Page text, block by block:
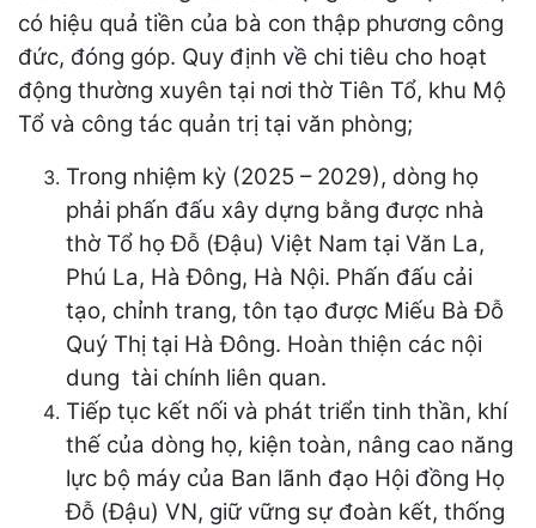
có hiệu quả tiền của bà con thập phương công
đức, đóng góp. Quy định về chi tiêu cho hoạt
động thường xuyên tại nơi thờ Tiên Tổ, khu Mộ
Tổ và công tác quản trị tại văn phòng;
Trong nhiệm kỳ (2025 – 2029), dòng họ
phải phấn đấu xây dựng bằng được nhà
thờ Tổ họ Đỗ (Đậu) Việt Nam tại Văn La,
Phú La, Hà Đông, Hà Nội. Phấn đấu cải
tạo, chỉnh trang, tôn tạo được Miếu Bà Đỗ
Quý Thị tại Hà Đông. Hoàn thiện các nội
dung tài chính liên quan.
Tiếp tục kết nối và phát triển tinh thần, khí
thế của dòng họ, kiện toàn, nâng cao năng
lực bộ máy của Ban lãnh đạo Hội đồng Họ
Đỗ (Đậu) VN, giữ vững sự đoàn kết, thống